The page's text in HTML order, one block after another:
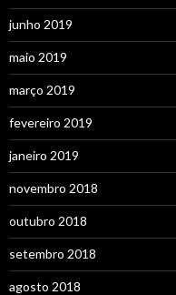
junho 2019
maio 2019
março 2019
fevereiro 2019
janeiro 2019
novembro 2018
outubro 2018
setembro 2018
agosto 2018